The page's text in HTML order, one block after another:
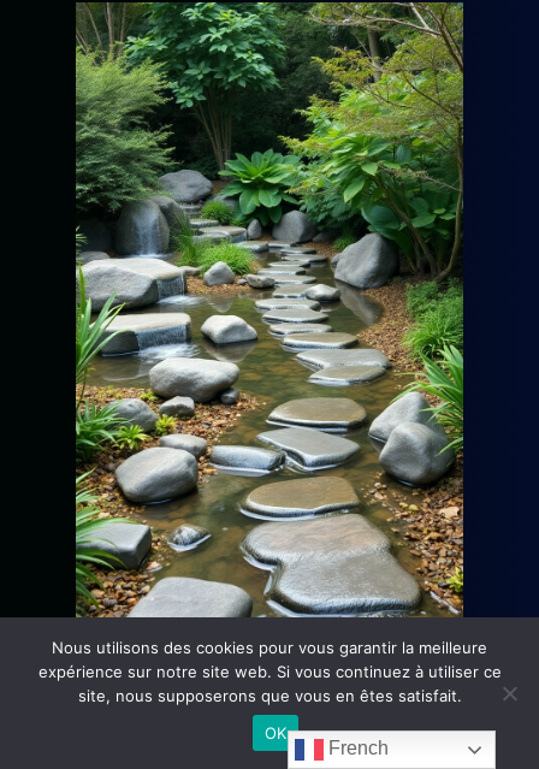
Le Jardin de la Sérénité est conçu pour
apaiser l’esprit et nourrir l’âme.
French
Nous utilisons des cookies pour vous garantir la meilleure
expérience sur notre site web. Si vous continuez à utiliser ce
site, nous supposerons que vous en êtes satisfait.
OK